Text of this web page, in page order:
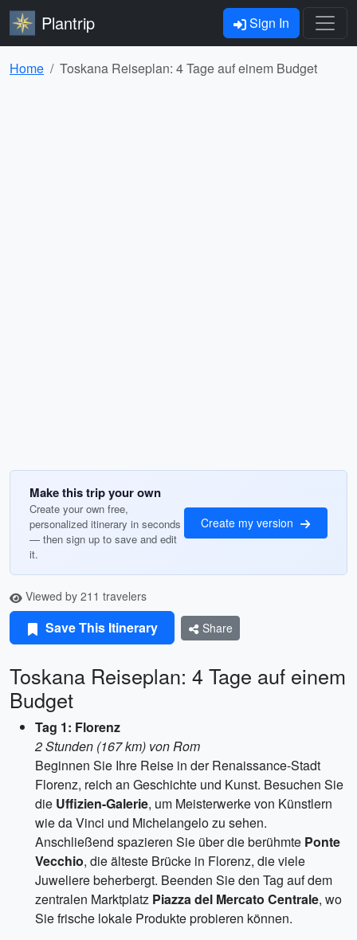
Plantrip Sign In
Home Toskana Reiseplan: 4 Tage auf einem Budget
Make this trip your own
Create your own free,
personalized itinerary in seconds
— then sign up to save and edit
it.
Create my version
Viewed by 211 travelers
Save This Itinerary Share
Toskana Reiseplan: 4 Tage auf einem
Budget
Tag 1: Florenz
2 Stunden (167 km) von Rom
Beginnen Sie Ihre Reise in der Renaissance-Stadt
Florenz, reich an Geschichte und Kunst. Besuchen Sie
die Uffizien-Galerie, um Meisterwerke von Künstlern
wie da Vinci und Michelangelo zu sehen.
Anschließend spazieren Sie über die berühmte Ponte
Vecchio, die älteste Brücke in Florenz, die viele
Juweliere beherbergt. Beenden Sie den Tag auf dem
zentralen Marktplatz Piazza del Mercato Centrale, wo
Sie frische lokale Produkte probieren können.